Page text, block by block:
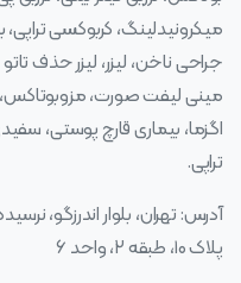
میکرونیدلینگ، کربوکسی
جراحی ناخن، لیزر، لیزر حذف
مینی لیفت صورت،
اگزما، بیماری قارچ پوستی،
تراپی.
آدرس: تهران، بلوار اندرزگو،
پلاک ۱۰، طبقه ۲، واحد ۶